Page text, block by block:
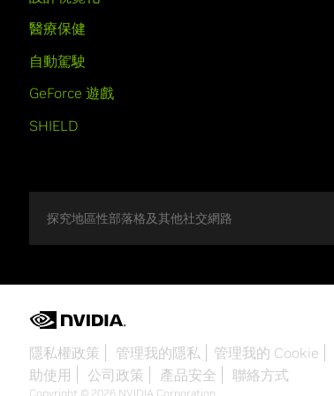
醫療保健
自動駕駛
GeForce 遊戲
SHIELD
探究地區性部落格及其他社交網路
隱私權政策 管理我的隱私 管理我的 Cookie
助使用
公司政策 產品安全 聯絡方式
Copyright © 2026 NVIDIA Corporation